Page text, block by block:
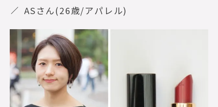
ASさん(26歳/アパレル)